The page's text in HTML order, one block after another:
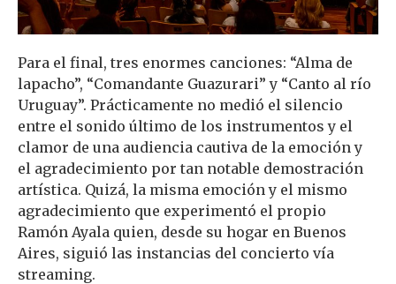
Para el final, tres enormes canciones: “Alma de
lapacho”, “Comandante Guazurari” y “Canto al río
Uruguay”. Prácticamente no medió el silencio
entre el sonido último de los instrumentos y el
clamor de una audiencia cautiva de la emoción y
el agradecimiento por tan notable demostración
artística. Quizá, la misma emoción y el mismo
agradecimiento que experimentó el propio
Ramón Ayala quien, desde su hogar en Buenos
Aires, siguió las instancias del concierto vía
streaming.